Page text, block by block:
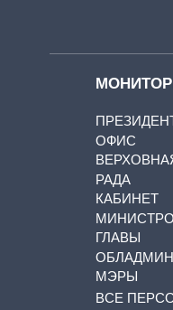
ОФИС
РАДА
КАБИНЕТ
ГЛАВЫ
МЭРЫ
ВСЕ